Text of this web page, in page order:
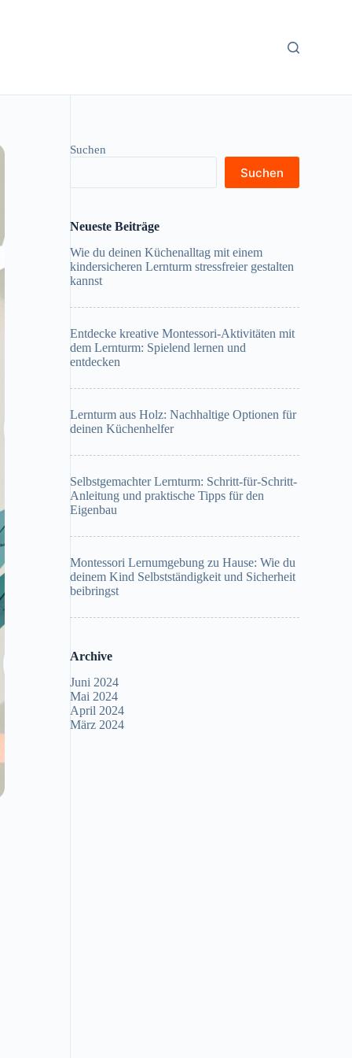
Suchen
Suchen
Neueste Beiträge
Wie du deinen Küchenalltag mit einem
kindersicheren Lernturm stressfreier gestalten
kannst
Entdecke kreative Montessori-Aktivitäten mit
dem Lernturm: Spielend lernen und
entdecken
Lernturm aus Holz: Nachhaltige Optionen für
deinen Küchenhelfer
Selbstgemachter Lernturm: Schritt-für-Schritt-
Anleitung und praktische Tipps für den
Eigenbau
Montessori Lernumgebung zu Hause: Wie du
deinem Kind Selbstständigkeit und Sicherheit
beibringst
Archive
Juni 2024
Mai 2024
April 2024
März 2024